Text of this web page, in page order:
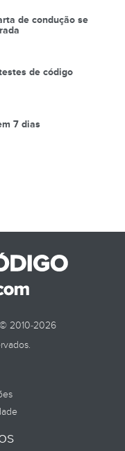
de condução se
de código
7 dias
2010-2026